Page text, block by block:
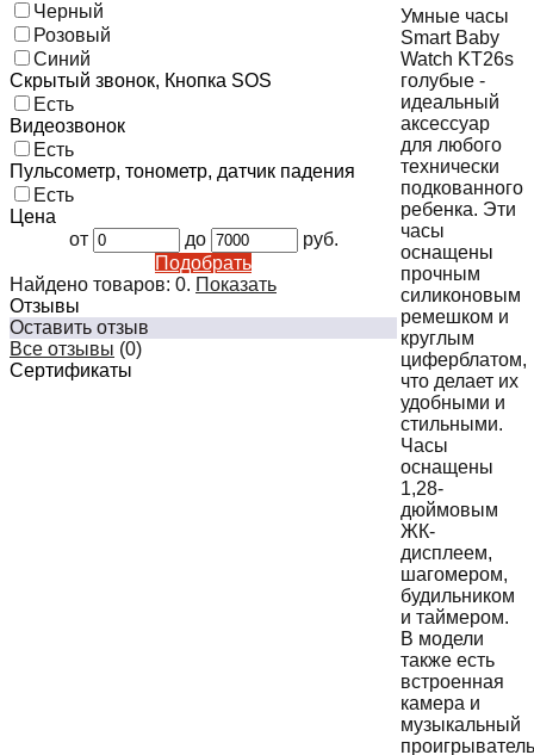
Черный
Розовый
Синий
Скрытый звонок, Кнопка SOS
Есть
Видеозвонок
Есть
Пульсометр, тонометр, датчик падения
Есть
Цена
от
до
руб.
Подобрать
Найдено товаров: 0. Показать
Отзывы
Оставить отзыв
Все отзывы (0)
Сертификаты
Умные часы
Smart Baby
Watch KT26s
голубые -
идеальный
аксессуар
для любого
технически
подкованного
ребенка. Эти
часы
оснащены
прочным
силиконовым
ремешком и
круглым
циферблатом,
что делает их
удобными и
стильными.
Часы
оснащены
1,28-
дюймовым
ЖК-
дисплеем,
шагомером,
будильником
и таймером.
В модели
также есть
встроенная
камера и
музыкальный